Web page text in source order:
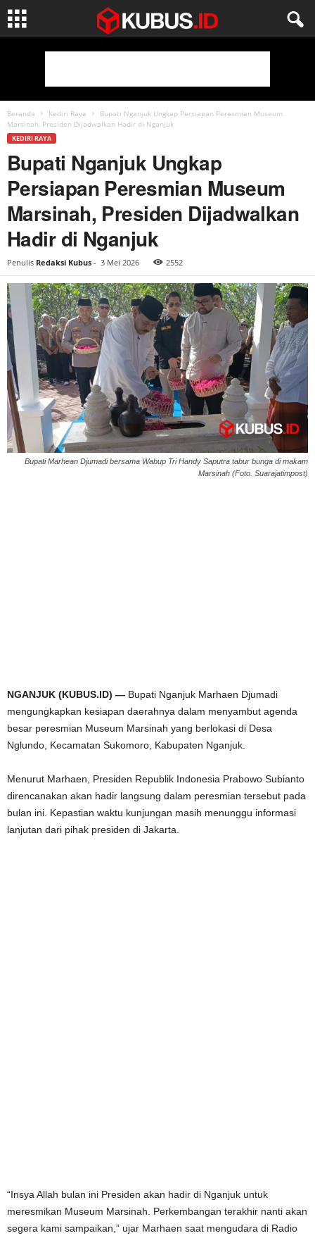
Beranda Kediri Raya
Bupati Nganjuk Ungkap Persiapan Peresmian Museum
Marsinah, Presiden Dijadwalkan Hadir di Nganjuk
KEDIRI RAYA
Bupati Nganjuk Ungkap
Persiapan Peresmian Museum
Marsinah, Presiden Dijadwalkan
Hadir di Nganjuk
Penulis Redaksi Kubus - 3 Mei 2026 2552
Bupati Marhean Djumadi bersama Wabup Tri Handy Saputra tabur bunga di makam
Marsinah (Foto. Suarajatimpost)
NGANJUK (KUBUS.ID) — Bupati Nganjuk Marhaen Djumadi
mengungkapkan kesiapan daerahnya dalam menyambut agenda
besar peresmian Museum Marsinah yang berlokasi di Desa
Nglundo, Kecamatan Sukomoro, Kabupaten Nganjuk.
Menurut Marhaen, Presiden Republik Indonesia Prabowo Subianto
direncanakan akan hadir langsung dalam peresmian tersebut pada
bulan ini. Kepastian waktu kunjungan masih menunggu informasi
lanjutan dari pihak presiden di Jakarta.
“Insya Allah bulan ini Presiden akan hadir di Nganjuk untuk
meresmikan Museum Marsinah. Perkembangan terakhir nanti akan
segera kami sampaikan,” ujar Marhaen saat mengudara di Radio